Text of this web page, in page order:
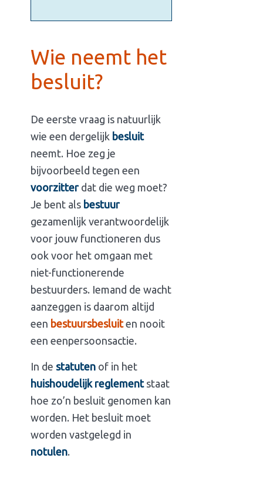
Wie neemt het
besluit?
De eerste vraag is natuurlijk
wie een dergelijk besluit
neemt. Hoe zeg je
bijvoorbeeld tegen een
voorzitter dat die weg moet?
Je bent als bestuur
gezamenlijk verantwoordelijk
voor jouw functioneren dus
ook voor het omgaan met
niet-functionerende
bestuurders. Iemand de wacht
aanzeggen is daarom altijd
een bestuursbesluiten nooit
een eenpersoonsactie.
In de statuten of in het
huishoudelijk reglementstaat
hoe zo’n besluit genomen kan
worden. Het besluit moet
worden vastgelegd in
notulen.